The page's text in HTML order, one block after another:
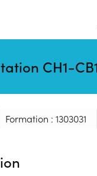
CH1-
Formation : 1303031